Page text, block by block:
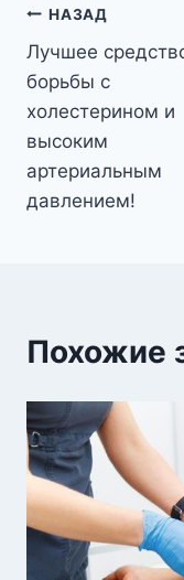
Навигация
по
записям
НАЗАД
Лучшее
борьбы с
холестерином и
высоким
артериальным
давлением!
Похожие